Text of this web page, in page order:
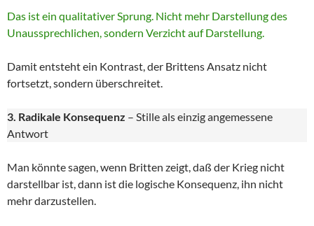
Das ist ein qualitativer Sprung. Nicht mehr Darstellung des
Unaussprechlichen, sondern Verzicht auf Darstellung.
Damit entsteht ein Kontrast, der Brittens Ansatz nicht
fortsetzt, sondern überschreitet.
3. Radikale Konsequenz – Stille als einzig angemessene
Antwort
Man könnte sagen, wenn Britten zeigt, daß der Krieg nicht
darstellbar ist, dann ist die logische Konsequenz, ihn nicht
mehr darzustellen.